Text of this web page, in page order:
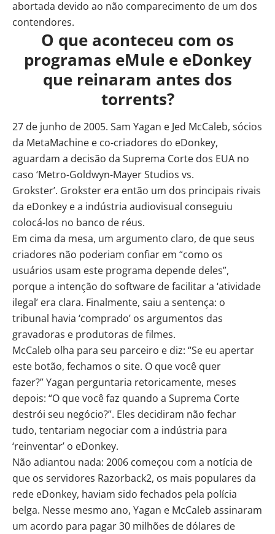
abortada devido ao não comparecimento de um dos
contendores.
O que aconteceu com os
programas eMule e eDonkey
que reinaram antes dos
torrents?
27 de junho de 2005. Sam Yagan e Jed McCaleb, sócios
da MetaMachine e co-criadores do eDonkey,
aguardam a decisão da Suprema Corte dos EUA no
caso ‘Metro-Goldwyn-Mayer Studios vs.
Grokster’. Grokster era então um dos principais rivais
da eDonkey e a indústria audiovisual conseguiu
colocá-los no banco de réus.
Em cima da mesa, um argumento claro, de que seus
criadores não poderiam confiar em “como os
usuários usam este programa depende deles”,
porque a intenção do software de facilitar a ‘atividade
ilegal’ era clara. Finalmente, saiu a sentença: o
tribunal havia ‘comprado’ os argumentos das
gravadoras e produtoras de filmes.
McCaleb olha para seu parceiro e diz: “Se eu apertar
este botão, fechamos o site. O que você quer
fazer?” Yagan perguntaria retoricamente, meses
depois: “O que você faz quando a Suprema Corte
destrói seu negócio?”. Eles decidiram não fechar
tudo, tentariam negociar com a indústria para
‘reinventar’ o eDonkey.
Não adiantou nada: 2006 começou com a notícia de
que os servidores Razorback2, os mais populares da
rede eDonkey, haviam sido fechados pela polícia
belga. Nesse mesmo ano, Yagan e McCaleb assinaram
um acordo para pagar 30 milhões de dólares de